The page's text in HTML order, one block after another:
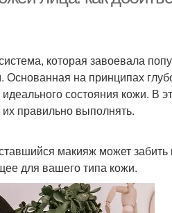
которая завоевала
на принципах
состояния кожи. В
правильно выполнять.
макияж может
для вашего типа кожи.